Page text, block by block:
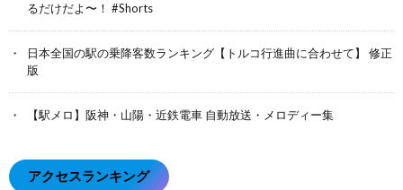
るだけだよ〜！ #Shorts
日本全国の駅の乗降客数ランキング【トルコ行進曲に合わせて】 修正
版
【駅メロ】阪神・山陽・近鉄電車 自動放送・メロディー集
アクセスランキング